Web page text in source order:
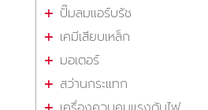
ปั๊มลมแอร์บรัช
เคมีเสียบเหล็ก
มอเตอร์
สว่านกระแทก